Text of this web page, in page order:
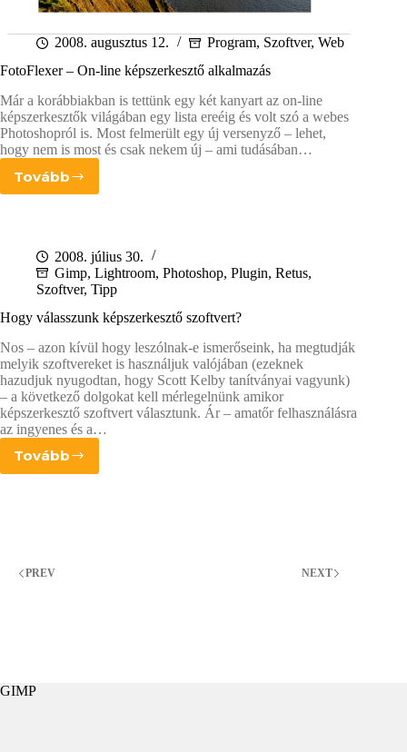
2008. augusztus 12. Program, Szoftver, Web
FotoFlexer – On-line képszerkesztő alkalmazás
Már a korábbiakban is tettünk egy két kanyart az on-line
képszerkesztők világában egy lista ereéig és volt szó a webes
Photoshopról is. Most felmerült egy új versenyző – lehet,
hogy nem is most és csak nekem új – ami tudásában…
TovábbFotoFlexer
képszerkesztő
alkalmazás
2008. július 30.
Gimp, Lightroom, Photoshop, Plugin, Retus,
Szoftver, Tipp
Hogy válasszunk képszerkesztő szoftvert?
Nos – azon kívül hogy leszólnak-e ismerőseink, ha megtudják
melyik szoftvereket is használjuk valójában (ezeknek
hazudjuk nyugodtan, hogy Scott Kelby tanítványai vagyunk)
– a következő dolgokat kell mérlegelnünk amikor
képszerkesztő szoftvert választunk. Ár – amatőr felhasználásra
az ingyenes és a…
Tovább
Hogy
PREV NEXT
GIMP